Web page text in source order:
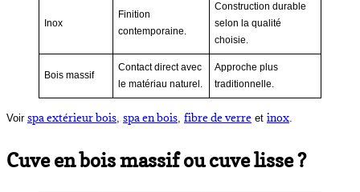
Inox
Finition
contemporaine.
Construction durable
selon la qualité
choisie.
Bois massif
Contact direct avec
le matériau naturel.
Approche plus
traditionnelle.
Voir spa extérieur bois, spa en bois, fibre de verre et inox.
Cuve en bois massif ou cuve lisse ?